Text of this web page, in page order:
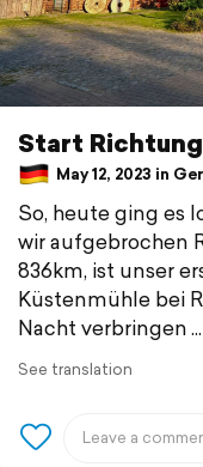
Start
May 12, 2023 in
So, heute ging es
wir aufgebrochen
836km, ist unser
Küstenmühle bei
Nacht verbringen
See translation